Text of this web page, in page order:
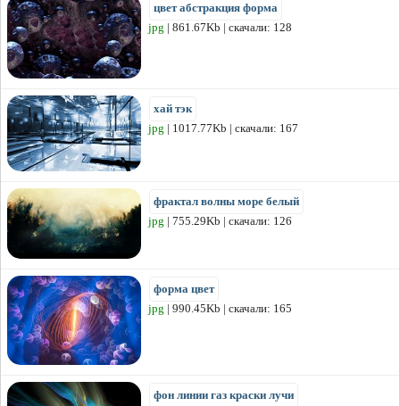
цвет абстракция форма
jpg | 861.67Kb | скачали: 128
хай тэк
jpg | 1017.77Kb | скачали: 167
фрактал волны море белый
jpg | 755.29Kb | скачали: 126
форма цвет
jpg | 990.45Kb | скачали: 165
фон линии газ краски лучи